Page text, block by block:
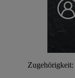
Zugehörigkeit: